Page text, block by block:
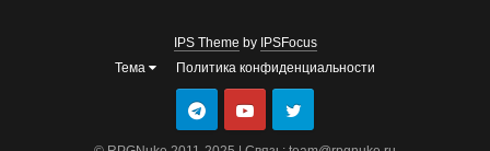
IPS Theme by IPSFocus
Тема
Политика конфиденциальности